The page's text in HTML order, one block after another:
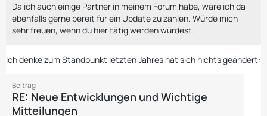
Da ich auch einige Partner in meinem Forum habe, wäre ich da
ebenfalls gerne bereit für ein Update zu zahlen. Würde mich
sehr freuen, wenn du hier tätig werden würdest.
Ich denke zum Standpunkt letzten Jahres hat sich nichts geändert:
Beitrag
RE: Neue Entwicklungen und Wichtige
Mitteilungen